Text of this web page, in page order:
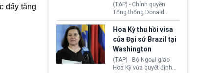
đẩy tăng
(TAP) - Chính quyền
Tổng thống Donald
Trump đã hoàn trả
khoảng 100 tỷ USD thuế
quan từng thu theo Đạo
luật Quyền hạn Kinh tế
Khẩn cấp Quốc tế
(IEEPA). Động thái này
diễn ra sau phán quyết
Hoa Kỳ thu hồi visa
của Đại sứ Brazil tại
Washington
(TAP) - Bộ Ngoại giao
Hoa Kỳ vừa quyết định